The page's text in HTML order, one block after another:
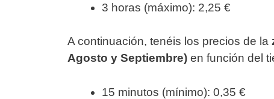
3 horas (máximo): 2,25 €
A continuación, tenéis los precios de la
Agosto y Septiembre) en función del
15 minutos (mínimo): 0,35 €